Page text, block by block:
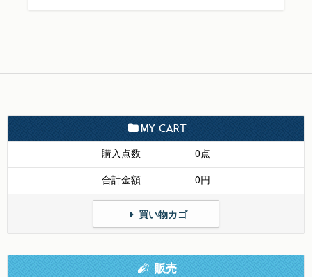
MY CART
購入点数
0点
合計金額
0円
買い物カゴ
販売